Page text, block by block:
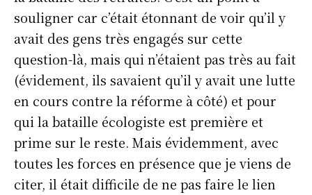
souligner car c’était étonnant de voir qu’il y
avait des gens très engagés sur cette
question-là, mais qui n’étaient pas très au fait
(évidement, ils savaient qu’il y avait une lutte
en cours contre la réforme à côté) et pour
qui la bataille écologiste est première et
prime sur le reste. Mais évidemment, avec
toutes les forces en présence que je viens de
citer, il était difficile de ne pas faire le lien